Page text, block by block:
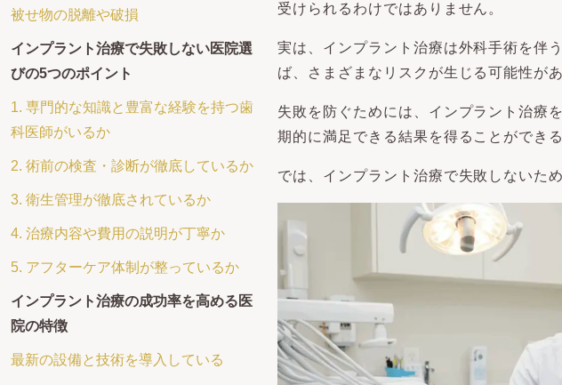
受けられるわけではありません。
実は、インプラント治療は外科手術を伴
ば、さまざまなリスクが生じる可能性があ
失敗を防ぐためには、インプラント治療
期的に満足できる結果を得ることができる
では、インプラント治療で失敗しないた
被せ物の脱離や破損
インプラント治療で失敗しない医院選
びの5つのポイント
1. 専門的な知識と豊富な経験を持つ歯
科医師がいるか
2. 術前の検査・診断が徹底しているか
3. 衛生管理が徹底されているか
4. 治療内容や費用の説明が丁寧か
5. アフターケア体制が整っているか
インプラント治療の成功率を高める医
院の特徴
最新の設備と技術を導入している